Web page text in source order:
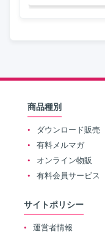
商品種別
ダウンロード販売
有料メルマガ
オンライン物販
有料会員サービス
サイトポリシー
運営者情報